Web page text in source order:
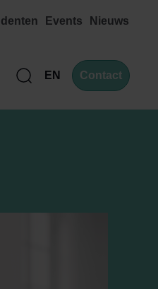
Events Nieuws
ZoekEN Contact